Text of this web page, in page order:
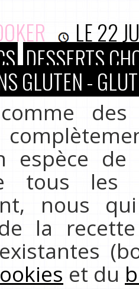
LE22
DESSERTS
GLUTEN -
comme
espèce
tous les
nous
la
et du